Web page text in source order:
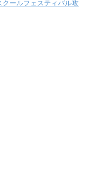
ールフェスティバル攻